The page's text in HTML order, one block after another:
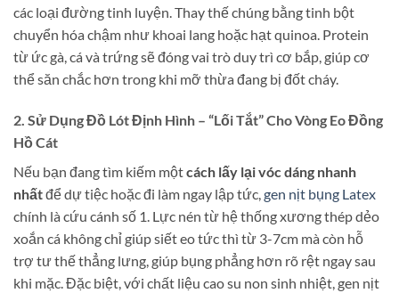
các loại đường tinh luyện. Thay thế chúng bằng tinh bột
chuyển hóa chậm như khoai lang hoặc hạt quinoa. Protein
từ ức gà, cá và trứng sẽ đóng vai trò duy trì cơ bắp, giúp cơ
thể săn chắc hơn trong khi mỡ thừa đang bị đốt cháy.
2. Sử Dụng Đồ Lót Định Hình – “Lối Tắt” Cho Vòng Eo Đồng
Hồ Cát
Nếu bạn đang tìm kiếm mộtcách lấy lại vóc dáng nhanh
nhấtđể dự tiệc hoặc đi làm ngay lập tức,gen nịt bụng Latex
chính là cứu cánh số 1. Lực nén từ hệ thống xương thép dẻo
xoắn cá không chỉ giúp siết eo tức thì từ 3-7cm mà còn hỗ
trợ tư thế thẳng lưng, giúp bụng phẳng hơn rõ rệt ngay sau
khi mặc. Đặc biệt, với chất liệu cao su non sinh nhiệt, gen nịt